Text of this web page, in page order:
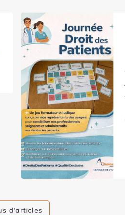
d'articles